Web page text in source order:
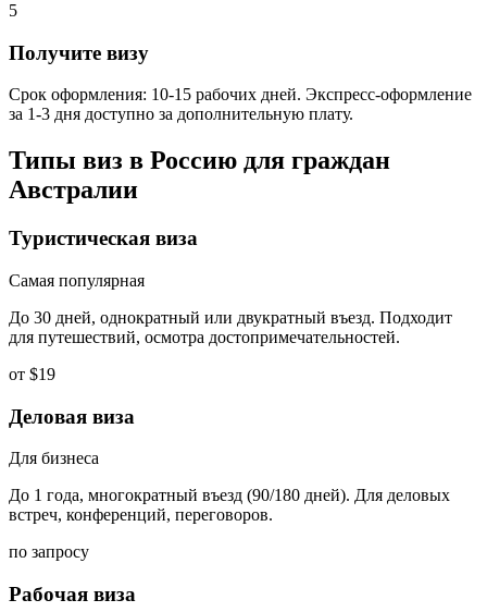
5
Получите визу
Срок оформления: 10-15 рабочих дней. Экспресс-оформление
за 1-3 дня доступно за дополнительную плату.
Типы виз в Россию для граждан
Австралии
Туристическая виза
Самая популярная
До 30 дней, однократный или двукратный въезд. Подходит
для путешествий, осмотра достопримечательностей.
от $19
Деловая виза
Для бизнеса
До 1 года, многократный въезд (90/180 дней). Для деловых
встреч, конференций, переговоров.
по запросу
Рабочая виза